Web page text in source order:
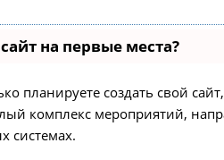
на первые места?
планируете создать свой
комплекс мероприятий,
системах.